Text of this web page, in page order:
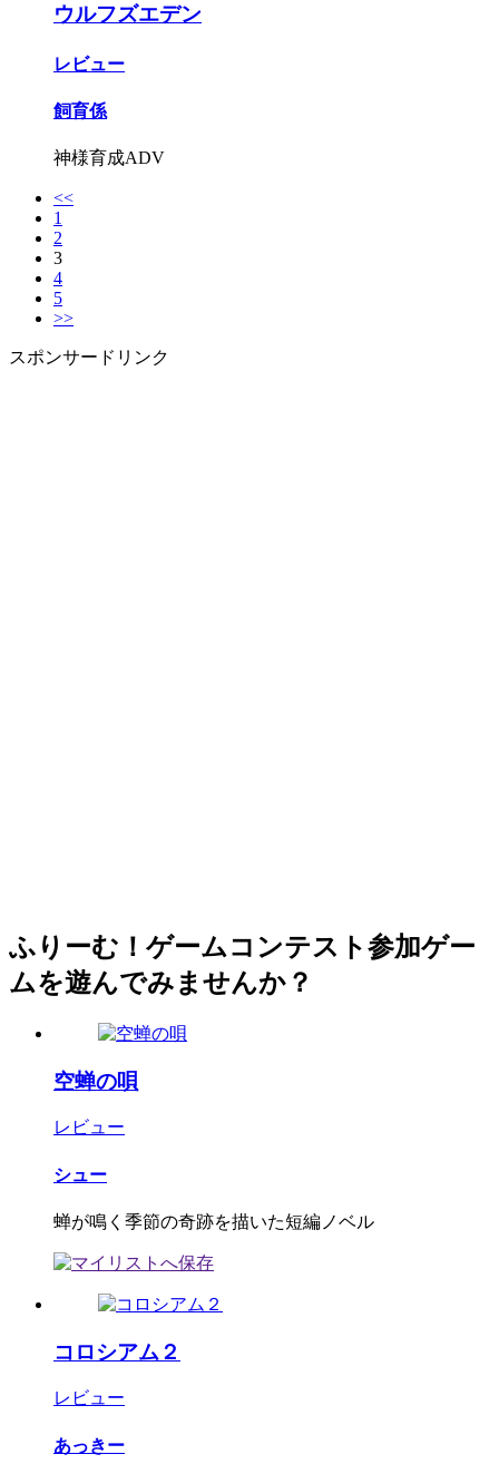
ウルフズエデン
レビュー
飼育係
神様育成ADV
<<
1
2
3
4
5
>>
スポンサードリンク
ふりーむ！ゲームコンテスト参加ゲー
ムを遊んでみませんか？
空蝉の唄
レビュー
シュー
蝉が鳴く季節の奇跡を描いた短編ノベル
コロシアム２
レビュー
あっきー